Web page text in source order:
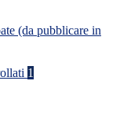
(da pubblicare in
1